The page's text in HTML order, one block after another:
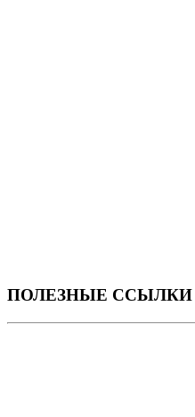
ПОЛЕЗНЫЕ ССЫЛКИ